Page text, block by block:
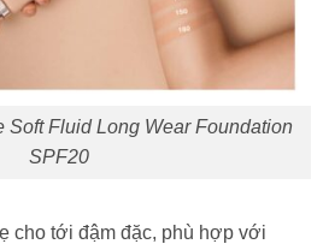
Soft Fluid Long Wear Foundation
SPF20
cho tới đậm đặc, phù hợp với